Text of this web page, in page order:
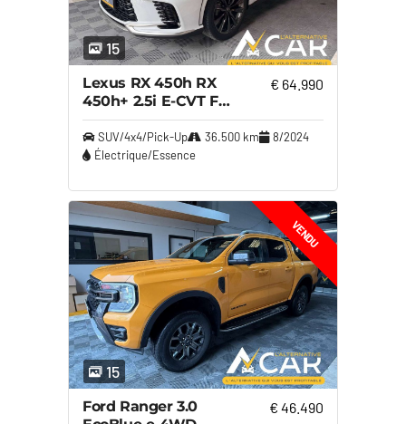
15
Lexus RX 450h RX
450h+ 2.5i E-CVT F
Sport Design LHD –
GARANTIE LEXUS 2034
€ 64.990
SUV/4x4/Pick-Up 36.500 km
8/2024
Électrique/Essence
VENDU
15
Ford Ranger 3.0
€ 46.490